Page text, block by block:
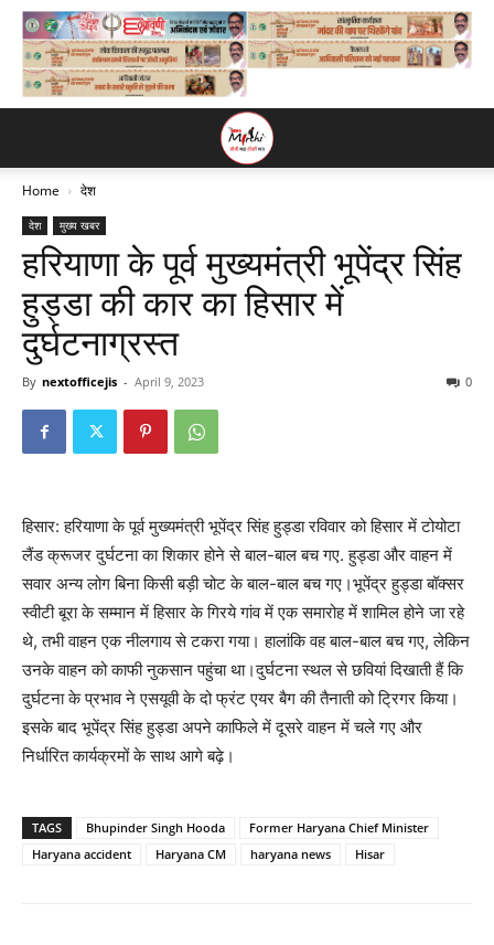
Home देश
देश मुख्य खबर
हरियाणा के पूर्व मुख्यमंत्री भूपेंद्र सिंह
हुड्डा की कार का हिसार में
दुर्घटनाग्रस्त
By nextofficejis - April 9, 2023 0
हिसार: हरियाणा के पूर्व मुख्यमंत्री भूपेंद्र सिंह हुड्डा रविवार को हिसार में टोयोटा
लैंड क्रूजर दुर्घटना का शिकार होने से बाल-बाल बच गए. हुड्डा और वाहन में
सवार अन्य लोग बिना किसी बड़ी चोट के बाल-बाल बच गए।भूपेंद्र हुड्डा बॉक्सर
स्वीटी बूरा के सम्मान में हिसार के गिरये गांव में एक समारोह में शामिल होने जा रहे
थे, तभी वाहन एक नीलगाय से टकरा गया। हालांकि वह बाल-बाल बच गए, लेकिन
उनके वाहन को काफी नुकसान पहुंचा था।दुर्घटना स्थल से छवियां दिखाती हैं कि
दुर्घटना के प्रभाव ने एसयूवी के दो फ्रंट एयर बैग की तैनाती को ट्रिगर किया।
इसके बाद भूपेंद्र सिंह हुड्डा अपने काफिले में दूसरे वाहन में चले गए और
निर्धारित कार्यक्रमों के साथ आगे बढ़े।
TAGS Bhupinder Singh Hooda
Former Haryana Chief Minister
Haryana accident
Haryana CM haryana news Hisar